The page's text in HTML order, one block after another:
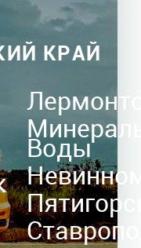
КРАЙ
Воды